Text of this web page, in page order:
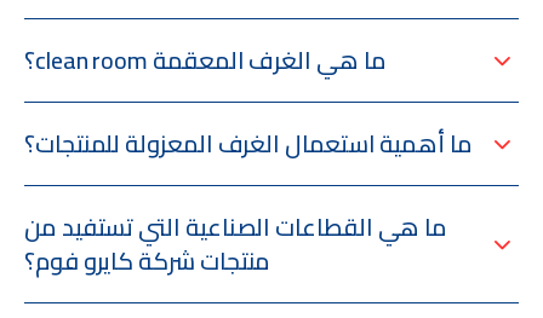
؟clean room ما هي الغرف المعقمة
ما أهمية استعمال الغرف المعزولة للمنتجات؟
ما هي القطاعات الصناعية التي تستفيد من
منتجات شركة كايرو فوم؟